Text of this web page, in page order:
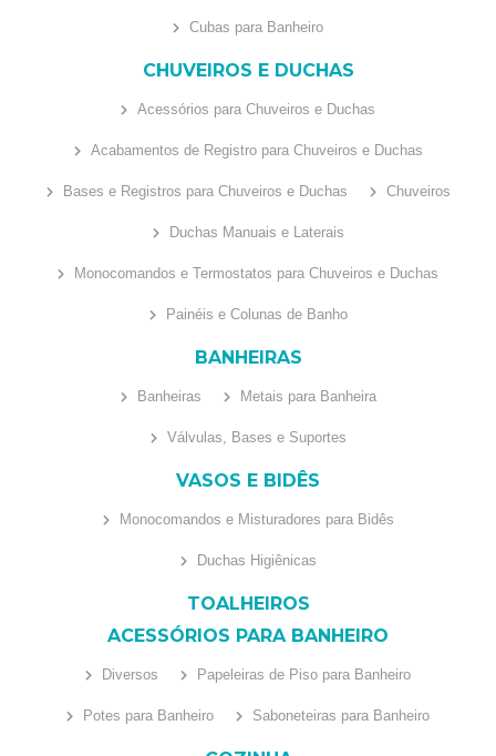
Cubas para Banheiro
CHUVEIROS E DUCHAS
Acessórios para Chuveiros e Duchas
Acabamentos de Registro para Chuveiros e Duchas
Bases e Registros para Chuveiros e Duchas Chuveiros
Duchas Manuais e Laterais
Monocomandos e Termostatos para Chuveiros e Duchas
Painéis e Colunas de Banho
BANHEIRAS
Banheiras Metais para Banheira
Válvulas, Bases e Suportes
VASOS E BIDÊS
Monocomandos e Misturadores para Bidês
Duchas Higiênicas
TOALHEIROS
ACESSÓRIOS PARA BANHEIRO
Diversos Papeleiras de Piso para Banheiro
Potes para Banheiro Saboneteiras para Banheiro